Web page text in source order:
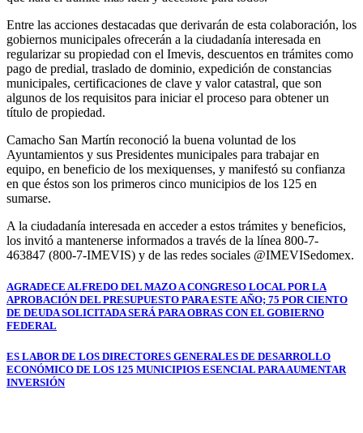
Entre las acciones destacadas que derivarán de esta colaboración, los
gobiernos municipales ofrecerán a la ciudadanía interesada en
regularizar su propiedad con el Imevis, descuentos en trámites como
pago de predial, traslado de dominio, expedición de constancias
municipales, certificaciones de clave y valor catastral, que son
algunos de los requisitos para iniciar el proceso para obtener un
título de propiedad.
Camacho San Martín reconoció la buena voluntad de los
Ayuntamientos y sus Presidentes municipales para trabajar en
equipo, en beneficio de los mexiquenses, y manifestó su confianza
en que éstos son los primeros cinco municipios de los 125 en
sumarse.
A la ciudadanía interesada en acceder a estos trámites y beneficios,
los invitó a mantenerse informados a través de la línea 800-7-
463847 (800-7-IMEVIS) y de las redes sociales @IMEVISedomex.
Navegación
de
entradas
AGRADECE ALFREDO DEL MAZO A CONGRESO LOCAL POR LA
APROBACIÓN DEL PRESUPUESTO PARA ESTE AÑO; 75 POR CIENTO
DE DEUDA SOLICITADA SERÁ PARA OBRAS CON EL GOBIERNO
FEDERAL
ES LABOR DE LOS DIRECTORES GENERALES DE DESARROLLO
ECONÓMICO DE LOS 125 MUNICIPIOS ESENCIAL PARA AUMENTAR
INVERSIÓN